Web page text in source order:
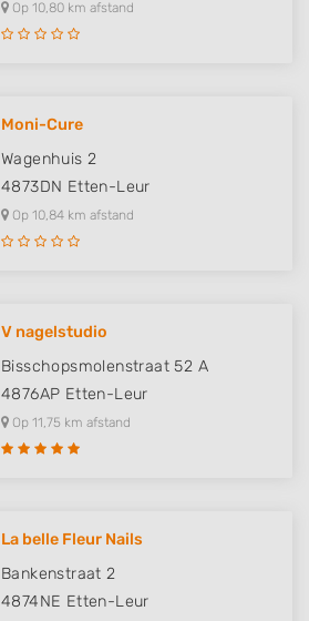
Op 10,80 km afstand
Moni-Cure
Wagenhuis 2
4873DN Etten-Leur
Op 10,84 km afstand
V nagelstudio
Bisschopsmolenstraat 52 A
4876AP Etten-Leur
Op 11,75 km afstand
La belle Fleur Nails
Bankenstraat 2
4874NE Etten-Leur